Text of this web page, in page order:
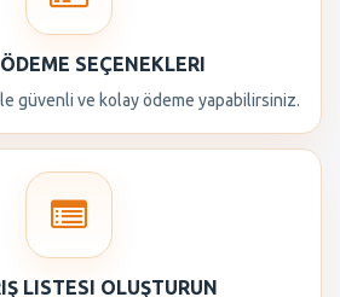
SEÇENEKLERI
güvenli ve kolay ödeme yapabilirsiniz.
LISTESI OLUŞTURUN